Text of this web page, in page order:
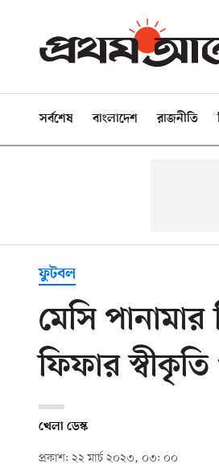
সর্বশেষ বাংলাদেশ রাজনীতি
ফুটবল
মেসি
ফিফার স্বীকৃতি
খেলা ডেস্ক
প্রকাশ: ২২ মার্চ ২০২৩, ০৩: ০০